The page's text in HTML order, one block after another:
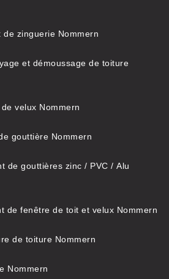
zinguerie Nommern
et démoussage de toiture
velux Nommern
gouttière Nommern
de gouttières zinc / PVC / Alu
de fenêtre de toit et velux Nommern
de toiture Nommern
Nommern